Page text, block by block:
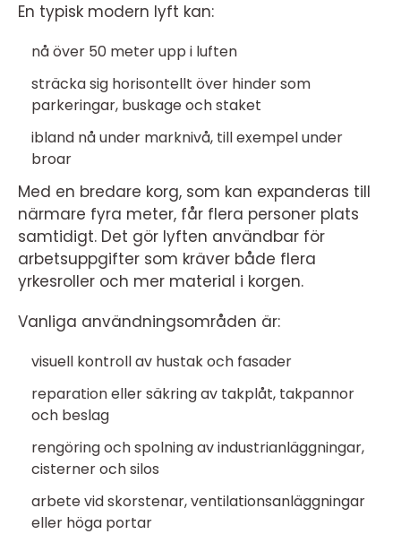
En typisk modern lyft kan:
nå över 50 meter upp i luften
sträcka sig horisontellt över hinder som
parkeringar, buskage och staket
ibland nå under marknivå, till exempel under
broar
Med en bredare korg, som kan expanderas till
närmare fyra meter, får flera personer plats
samtidigt. Det gör lyften användbar för
arbetsuppgifter som kräver både flera
yrkesroller och mer material i korgen.
Vanliga användningsområden är:
visuell kontroll av hustak och fasader
reparation eller säkring av takplåt, takpannor
och beslag
rengöring och spolning av industrianläggningar,
cisterner och silos
arbete vid skorstenar, ventilationsanläggningar
eller höga portar